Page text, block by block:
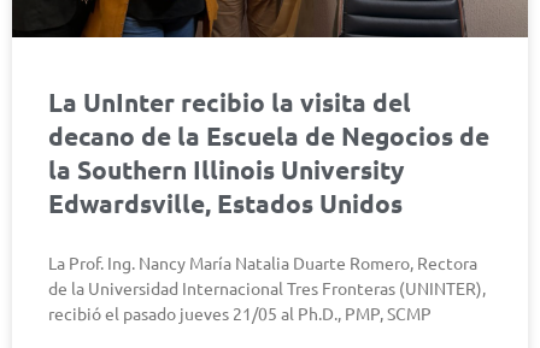
La UnInter recibio la visita del
decano de la Escuela de Negocios de
la Southern Illinois University
Edwardsville, Estados Unidos
La Prof. Ing. Nancy María Natalia Duarte Romero, Rectora
de la Universidad Internacional Tres Fronteras (UNINTER),
recibió el pasado jueves 21/05 al Ph.D., PMP, SCMP